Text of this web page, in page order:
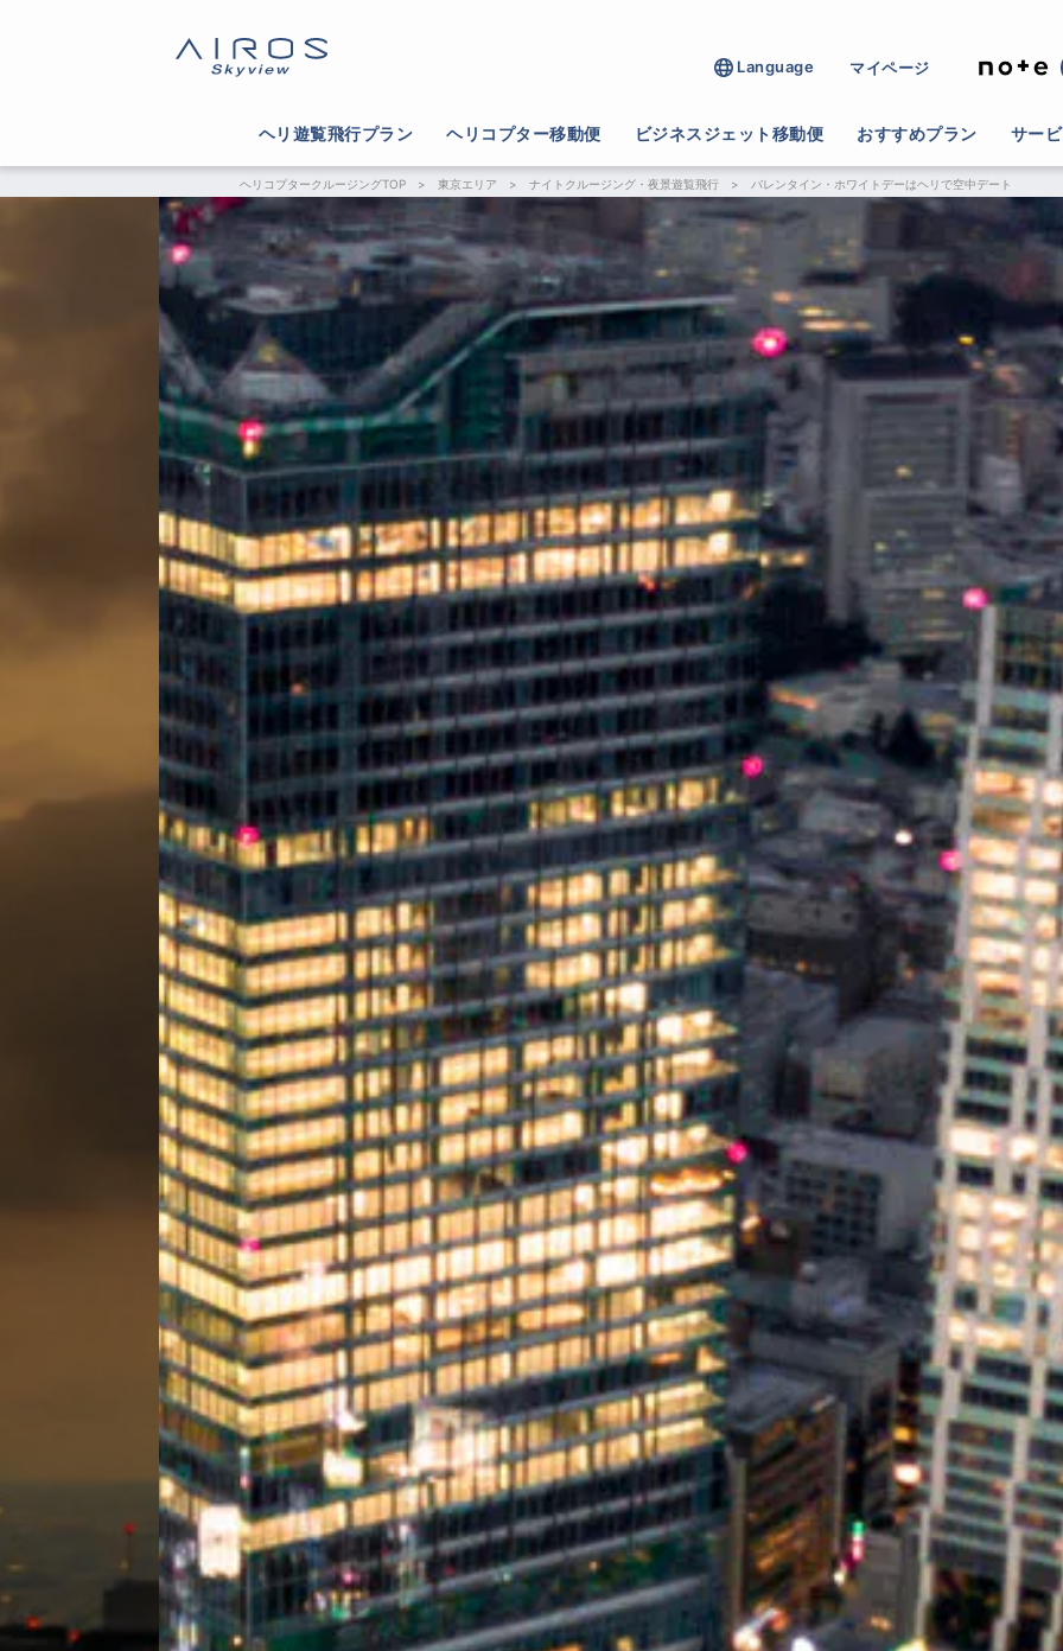
Language マイページ
ヘリ遊覧飛行プラン ヘリコプター移動便 ビジネスジェット移動便 おすすめプラン サー
ヘリコプタークルージングTOP > 東京エリア > ナイトクルージング・夜景遊覧飛行 > バレンタイン・ホワイトデーはヘリで空中デート